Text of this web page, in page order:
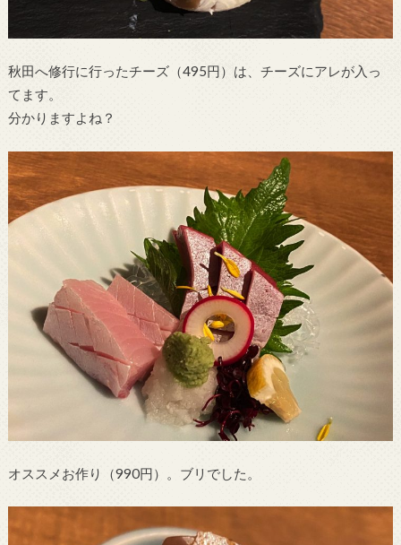
秋田へ修行に行ったチーズ（495円）は、チーズにアレが入っ
てます。
分かりますよね？
オススメお作り（990円）。ブリでした。